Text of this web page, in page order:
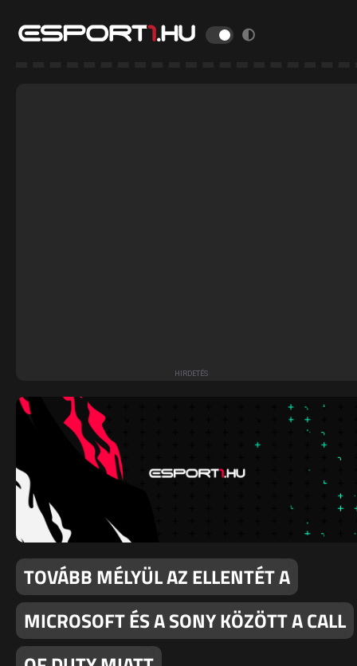
TOVÁBB MÉLYÜL AZ ELLENTÉT A
MICROSOFT ÉS A SONY KÖZÖTT A CALL